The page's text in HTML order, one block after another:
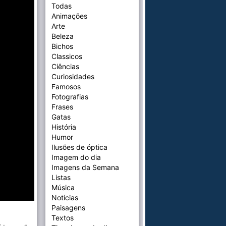
Todas
Animações
Arte
Beleza
Bichos
Classicos
Ciências
Curiosidades
Famosos
Fotografias
Frases
Gatas
História
Humor
Ilusões de óptica
Imagem do dia
Imagens da Semana
Listas
Música
Notícias
Paisagens
Textos